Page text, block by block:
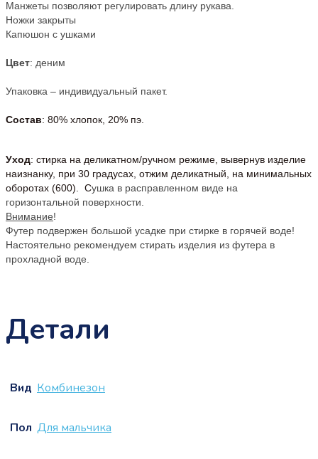
Манжеты позволяют регулировать длину рукава.
Ножки закрыты
Капюшон с ушками
Цвет: деним
Упаковка – индивидуальный пакет.
Состав: 80% хлопок, 20% пэ.
Уход: стирка на деликатном/ручном режиме, вывернув изделие
наизнанку, при 30 градусах, отжим деликатный, на минимальных
оборотах (600). Сушка в расправленном виде на
горизонтальной поверхности.
Внимание!
Футер подвержен большой усадке при стирке в горячей воде!
Настоятельно рекомендуем стирать изделия из футера в
прохладной воде.
Детали
Вид Комбинезон
Пол Для мальчика